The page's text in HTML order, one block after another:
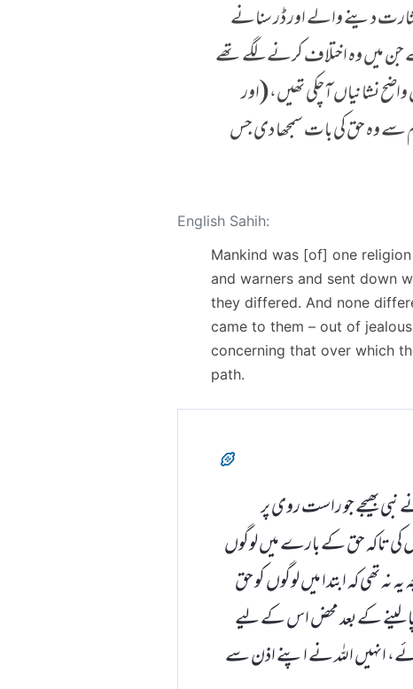
دینے والے اور ڈر سنانے
جن میں وہ اختلاف کرنے لگے تھے
نشانیاں آچکی تھیں، (اور
سے وہ حق کی بات سمجھا دی جس
English Sahih:
Mankind was [of] one
and warners and sent down
they differed. And none
came to them – out of
concerning that over which
path.
نبی بھیجے جو راست روی پر
تاکہ حق کے بارے میں لوگوں
تھی کہ ابتدا میں لوگوں کو حق
پا لینے کے بعد محض اس کے لیے
انہیں اللہ نے اپنے اذن سے